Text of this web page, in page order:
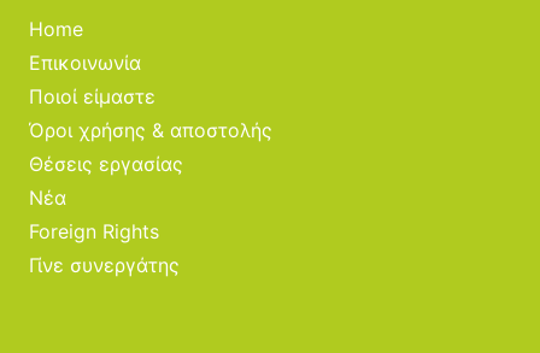
Home
Επικοινωνία
Ποιοί είμαστε
Όροι χρήσης & αποστολής
Θέσεις εργασίας
Νέα
Foreign Rights
Γίνε συνεργάτης